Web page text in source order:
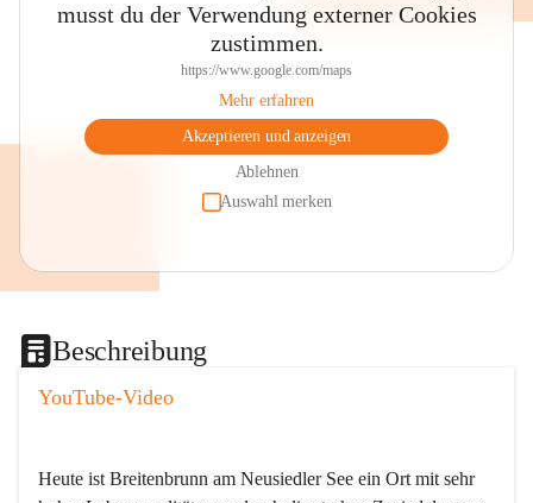
musst du der Verwendung externer Cookies
zustimmen.
https://www.google.com/maps
Mehr erfahren
Akzeptieren und anzeigen
Ablehnen
Auswahl merken
Beschreibung
YouTube-Video
Heute ist Breitenbrunn am Neusiedler See ein Ort mit sehr